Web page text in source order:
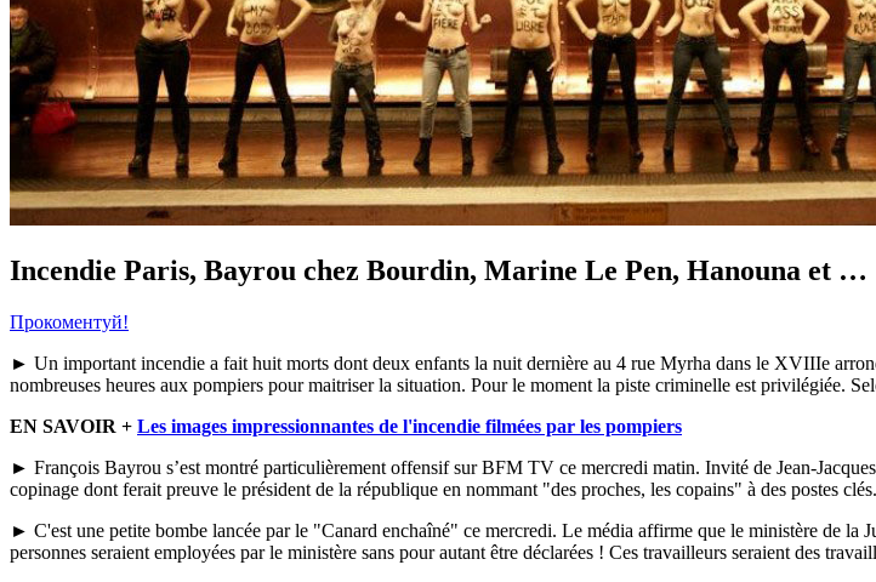
Incendie Paris, Bayrou chez Bourdin, Marine Le Pen, Hanouna et …
Прокоментуй!
► Un important incendie a fait huit morts dont deux enfants la nuit dernière au 4 rue Myrha dans le XVIIIe
nombreuses heures aux pompiers pour maitriser la situation. Pour le moment la piste criminelle est privilégiée.
EN SAVOIR + Les images impressionnantes de l'incendie filmées par les pompiers
► François Bayrou s’est montré particulièrement offensif sur BFM TV ce mercredi matin. Invité de Jean-
copinage dont ferait preuve le président de la république en nommant "des proches, les copains" à des postes clés.
► C'est une petite bombe lancée par le "Canard enchaîné" ce mercredi. Le média affirme que le ministère de la
personnes seraient employées par le ministère sans pour autant être déclarées ! Ces travailleurs seraient des